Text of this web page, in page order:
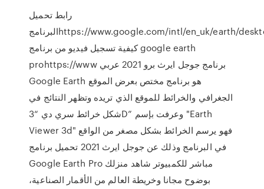
رابط تحميل
البرنامجhttps://www.google.com/intl/en_uk/earth/desktop/
كيفية تسجيل فيديو من برنامج google earth
prohttps://www برنامج جوجل ايرث برو 2021 عربي
Google Earth هو برنامج مختص بعرض الموقع
الجغرافي والخرائط للموقع الذي تريده وتظهر النتائج في
شكل خرائط سري دي “3D” وعرفت بإسم "Earth
Viewer 3d" فهو يرسم الخرائط بشكل مصغر من الواقع
في البرنامج وذلك عن جوجل ايرث 2021 تحميل برنامج
Google Earth Pro مباشر للكمبيوتر شاهد منزلك
بوضوح مجانا وخريطة العالم من الأقمار الصناعية،